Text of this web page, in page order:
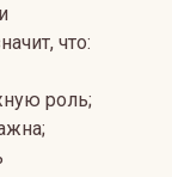
что:
роль;